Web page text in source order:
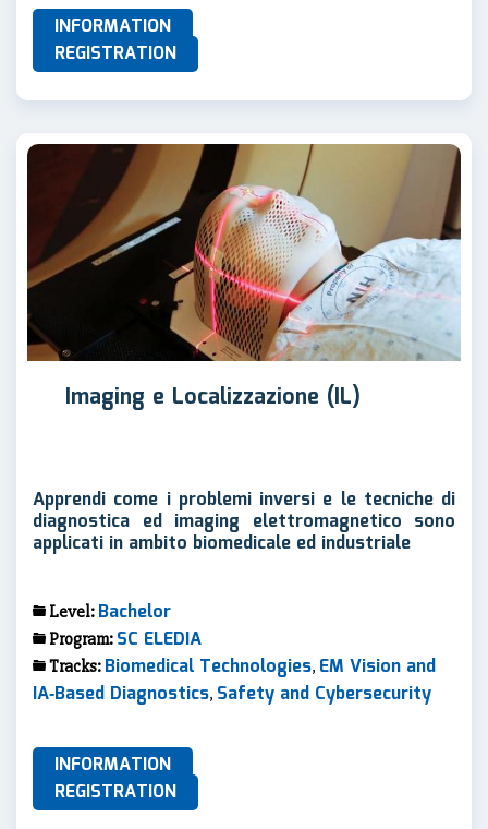
INFORMATION
REGISTRATION
Imaging e Localizzazione (IL)
Apprendi come i problemi inversi e le tecniche di
diagnostica ed imaging elettromagnetico sono
applicati in ambito biomedicale ed industriale
Level: Bachelor
Program: SC ELEDIA
Tracks: Biomedical Technologies, EM Vision and
IA‐Based Diagnostics, Safety and Cybersecurity
INFORMATION
REGISTRATION